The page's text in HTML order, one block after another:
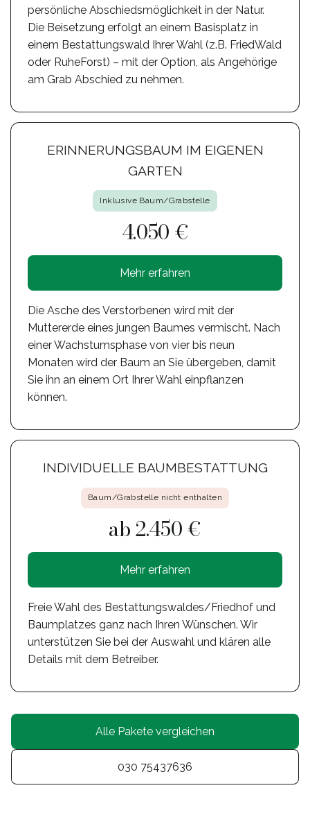
persönliche Abschiedsmöglichkeit in der Natur.
Die Beisetzung erfolgt an einem Basisplatz in
einem Bestattungswald Ihrer Wahl (z.B. FriedWald
oder RuheForst) – mit der Option, als Angehörige
am Grab Abschied zu nehmen.
ERINNERUNGSBAUM IM EIGENEN
GARTEN
Inklusive Baum/Grabstelle
4.050 €
Mehr erfahren
Die Asche des Verstorbenen wird mit der
Muttererde eines jungen Baumes vermischt. Nach
einer Wachstumsphase von vier bis neun
Monaten wird der Baum an Sie übergeben, damit
Sie ihn an einem Ort Ihrer Wahl einpflanzen
können.
INDIVIDUELLE BAUMBESTATTUNG
Baum/Grabstelle nicht enthalten
ab 2.450 €
Mehr erfahren
Freie Wahl des Bestattungswaldes/Friedhof und
Baumplatzes ganz nach Ihren Wünschen. Wir
unterstützen Sie bei der Auswahl und klären alle
Details mit dem Betreiber.
Alle Pakete vergleichen
030 75437636